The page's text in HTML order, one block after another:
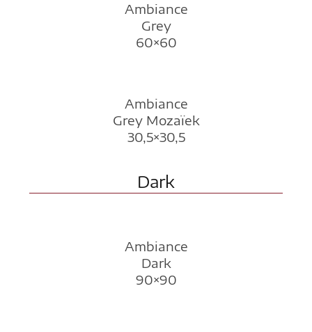
Ambiance
Grey
60×60
Ambiance
Grey Mozaïek
30,5×30,5
Dark
Ambiance
Dark
90×90